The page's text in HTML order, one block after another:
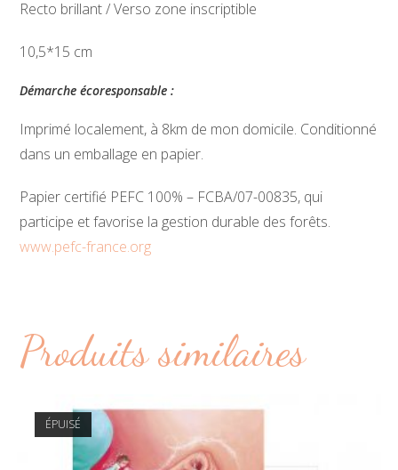
Recto brillant / Verso zone inscriptible
10,5*15 cm
Démarche écoresponsable :
Imprimé localement, à 8km de mon domicile. Conditionné
dans un emballage en papier.
Papier certifié PEFC 100% – FCBA/07-00835, qui
participe et favorise la gestion durable des forêts.
www.pefc-france.org
Produits similaires
ÉPUISÉ